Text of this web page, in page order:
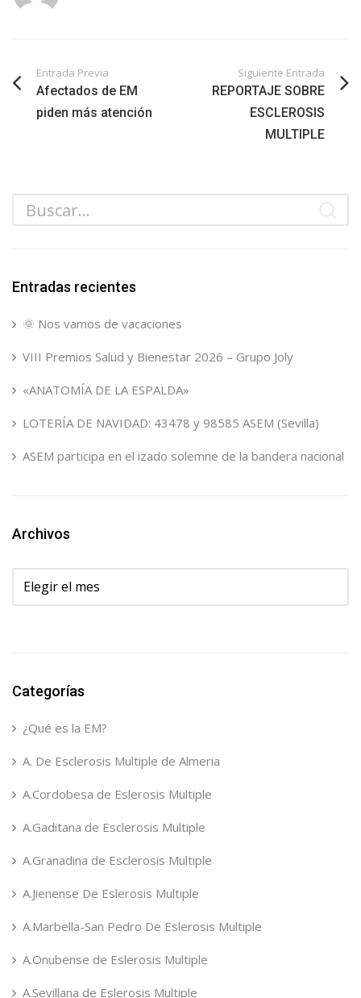
Entrada Previa
Afectados de EM
piden más atención
Siguiente Entrada
REPORTAJE SOBRE
ESCLEROSIS
MULTIPLE
Entradas recientes
🌞 Nos vamos de vacaciones
VIII Premios Salud y Bienestar 2026 – Grupo Joly
«ANATOMÍA DE LA ESPALDA»
LOTERÍA DE NAVIDAD: 43478 y 98585 ASEM (Sevilla)
ASEM participa en el izado solemne de la bandera nacional
Archivos
Archivos
Categorías
¿Qué es la EM?
A. De Esclerosis Multiple de Almeria
A.Cordobesa de Eslerosis Multiple
A.Gaditana de Esclerosis Multiple
A.Granadina de Esclerosis Multiple
A.Jienense De Eslerosis Multiple
A.Marbella-San Pedro De Eslerosis Multiple
A.Onubense de Eslerosis Multiple
A.Sevillana de Eslerosis Multiple